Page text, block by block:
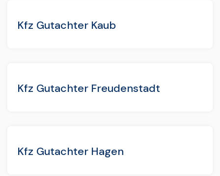
Kfz Gutachter Kaub
Kfz Gutachter Freudenstadt
Kfz Gutachter Hagen